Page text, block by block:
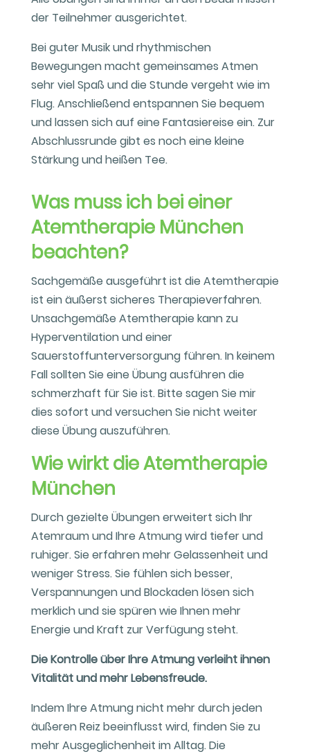
der Teilnehmer ausgerichtet.
Bei guter Musik und rhythmischen
Bewegungen macht gemeinsames Atmen
sehr viel Spaß und die Stunde vergeht wie im
Flug. Anschließend entspannen Sie bequem
und lassen sich auf eine Fantasiereise ein. Zur
Abschlussrunde gibt es noch eine kleine
Stärkung und heißen Tee.
Was muss ich bei einer
Atemtherapie München
beachten?
Sachgemäße ausgeführt ist die Atemtherapie
ist ein äußerst sicheres Therapieverfahren.
Unsachgemäße Atemtherapie kann zu
Hyperventilation und einer
Sauerstoffunterversorgung führen. In keinem
Fall sollten Sie eine Übung ausführen die
schmerzhaft für Sie ist. Bitte sagen Sie mir
dies sofort und versuchen Sie nicht weiter
diese Übung auszuführen.
Wie wirkt die Atemtherapie
München
Durch gezielte Übungen erweitert sich Ihr
Atemraum und Ihre Atmung wird tiefer und
ruhiger. Sie erfahren mehr Gelassenheit und
weniger Stress. Sie fühlen sich besser,
Verspannungen und Blockaden lösen sich
merklich und sie spüren wie Ihnen mehr
Energie und Kraft zur Verfügung steht.
Die Kontrolle über Ihre Atmung verleiht ihnen
Vitalität und mehr Lebensfreude.
Indem Ihre Atmung nicht mehr durch jeden
äußeren Reiz beeinflusst wird, finden Sie zu
mehr Ausgeglichenheit im Alltag. Die